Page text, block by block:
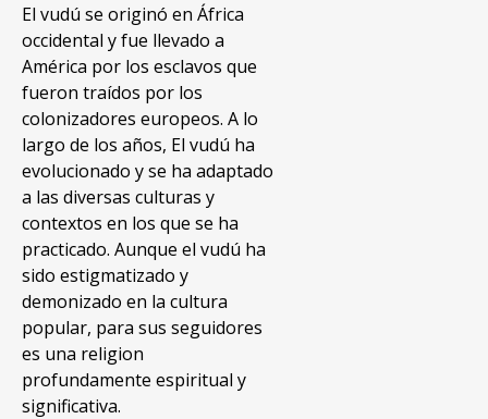
El vudú se originó en África
occidental y fue llevado a
América por los esclavos que
fueron traídos por los
colonizadores europeos. A lo
largo de los años, El vudú ha
evolucionado y se ha adaptado
a las diversas culturas y
contextos en los que se ha
practicado. Aunque el vudú ha
sido estigmatizado y
demonizado en la cultura
popular, para sus seguidores
es una religion
profundamente espiritual y
significativa.